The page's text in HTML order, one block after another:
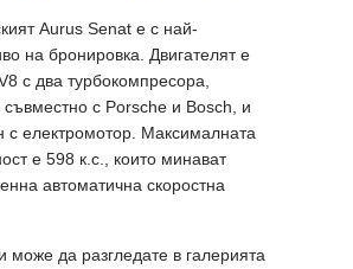
Aurus Senat е с най-
на бронировка. Двигателят е
с два турбокомпресора,
съвместно с Porsche и Bosch, и
с електромотор. Максималната
е 598 к.с., които минават
автоматична скоростна
да разгледате в галерията